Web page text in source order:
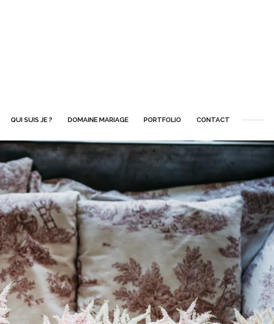
QUI SUIS JE ? DOMAINE MARIAGE PORTFOLIO CONTACT